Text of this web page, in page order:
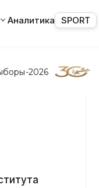
Аналитика SPORT
2026